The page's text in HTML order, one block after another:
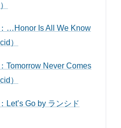
…Honor Is All We Know
）
Tomorrow Never Comes
）
Let’s Go by ランシド